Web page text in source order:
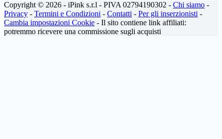
Copyright © 2026 - iPink s.r.l - PIVA 02794190302 - Chi siamo -
Privacy - Termini e Condizioni - Contatti - Per gli inserzionisti -
Cambia impostazioni Cookie - Il sito contiene link affiliati:
potremmo ricevere una commissione sugli acquisti